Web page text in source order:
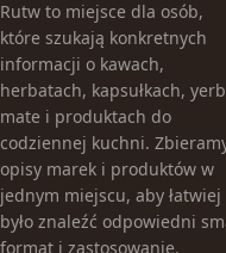
Rutw to miejsce dla osób,
które szukają konkretnych
informacji o kawach,
herbatach, kapsułkach,
mate i produktach do
codziennej kuchni.
opisy marek i produktów w
jednym miejscu, aby łatwiej
było znaleźć odpowiedni
format i zastosowanie.